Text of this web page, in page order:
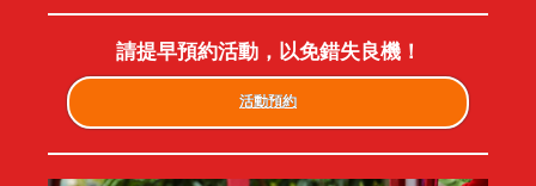
請提早預約活動，以免錯失良機！
活動預約